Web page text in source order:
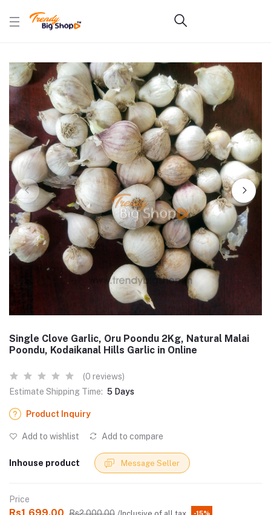
Single Clove Garlic, Oru Poondu 2Kg, Natural Malai
Poondu, Kodaikanal Hills Garlic in Online
(0 reviews)
Estimate Shipping Time: 5 Days
Product Inquiry
Add to wishlist Add to compare
Inhouse product Message Seller
Price
Rs2,000.00 -15%